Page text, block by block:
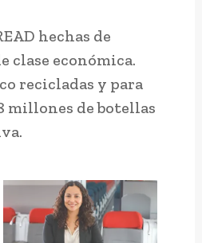
hechas de
clase económica.
recicladas y para
millones de botellas